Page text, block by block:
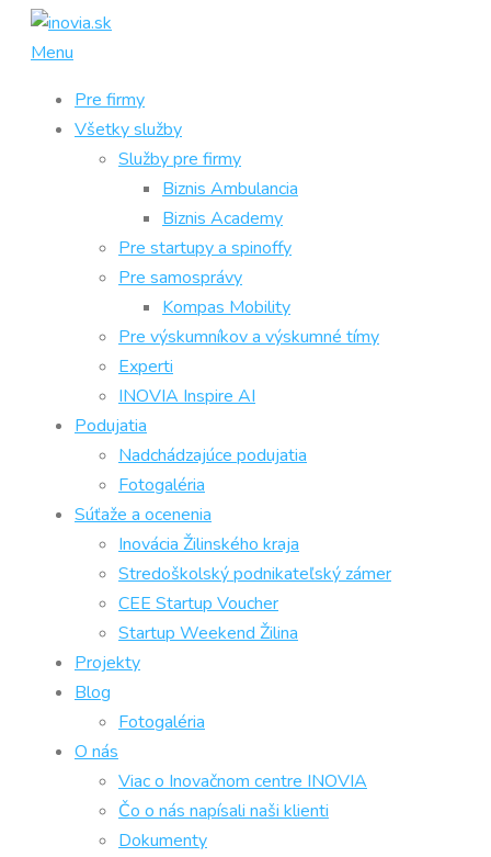
Prejsť
Menu
Pre firmy
Všetky služby
Služby pre firmy
Biznis Ambulancia
Biznis Academy
Pre startupy a spinoffy
Pre samosprávy
Kompas Mobility
Pre výskumníkov a výskumné tímy
Experti
INOVIA Inspire AI
Podujatia
Nadchádzajúce podujatia
Fotogaléria
Súťaže a ocenenia
Inovácia Žilinského kraja
Stredoškolský podnikateľský zámer
CEE Startup Voucher
Startup Weekend Žilina
Projekty
Blog
Fotogaléria
O nás
Viac o Inovačnom centre INOVIA
Čo o nás napísali naši klienti
Dokumenty